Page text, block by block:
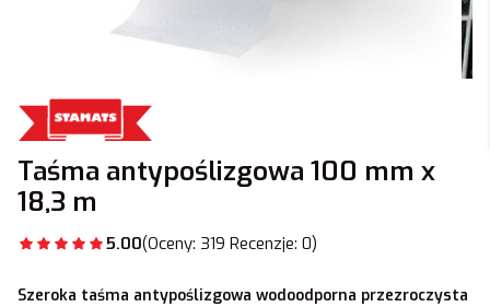
Taśma antypoślizgowa 100 mm x
18,3 m
5.00(Oceny: 319 Recenzje: 0)
Szeroka taśma antypoślizgowa wodoodporna przezroczysta